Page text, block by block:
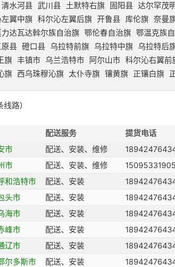
清水河县 武川县 土默特右旗 固阳县 达尔罕茂
翼中旗 科尔沁左翼后旗 开鲁县 库伦旗 奈曼
力达瓦达斡尔族自治旗 鄂伦春自治旗 鄂温克族
原县 磴口县 乌拉特前旗 乌拉特中旗 乌拉特后
旗 丰镇市 乌兰浩特市 阿尔山市 科尔沁右翼前
旗 西乌珠穆沁旗 太仆寺旗 镶黄旗 正镶白旗
线路）
配送服务 提货电话
市 配送、安装、维修
市 配送、安装、维修 15095331905
和浩特市 配送、安装
头市 配送、安装
海市 配送、安装
峰市 配送、安装
辽市 配送、安装
尔多斯市 配送、安装